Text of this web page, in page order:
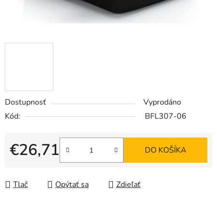
Dostupnosť
Vyprodáno
Kód:
BFL307-06
€26,71
Jednotková cena:
DO KOŠÍKA
Tlač Opýtať sa Zdieľať